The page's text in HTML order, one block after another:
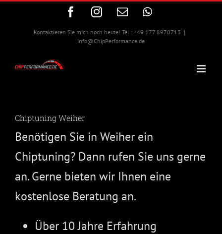
FacebookInstagram
E-
WhatsApp
Kontaktieren Sie mich noch heute! Tel.: +49 177 8970713 |
info@ChipPerformance.de
Chiptuning Weiher
Benötigen Sie in Weiher ein
Chiptuning? Dann rufen Sie uns gerne
an. Gerne bieten wir Ihnen eine
kostenlose Beratung an.
Über 10 Jahre Erfahrung